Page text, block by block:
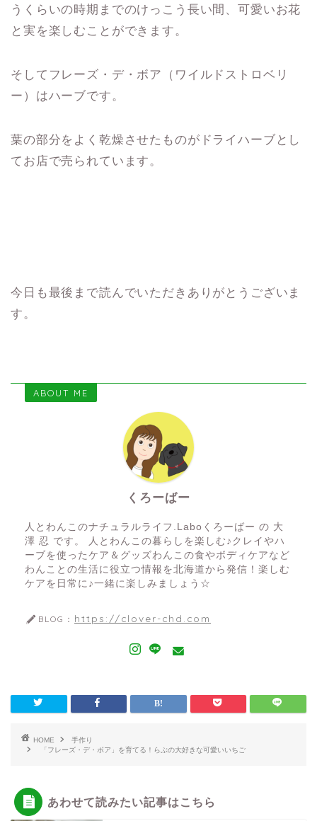
うくらいの時期までのけっこう長い間、可愛いお花
と実を楽しむことができます。
そしてフレーズ・デ・ボア（ワイルドストロベリ
ー）はハーブです。
葉の部分をよく乾燥させたものがドライハーブとし
てお店で売られています。
今日も最後まで読んでいただきありがとうございま
す。
ABOUT ME
くろーばー
人とわんこのナチュラルライフ.Laboくろーばー の 大
澤 忍 です。 人とわんこの暮らしを楽しむ♪クレイやハ
ーブを使ったケア＆グッズわんこの食やボディケアなど
わんことの生活に役立つ情報を北海道から発信！楽しむ
ケアを日常に♪一緒に楽しみましょう☆
BLOG： https://clover-chd.com
HOME
手作り
「フレーズ・デ・ボア」を育てる！らぶの大好きな可愛いいちご
あわせて読みたい記事はこちら